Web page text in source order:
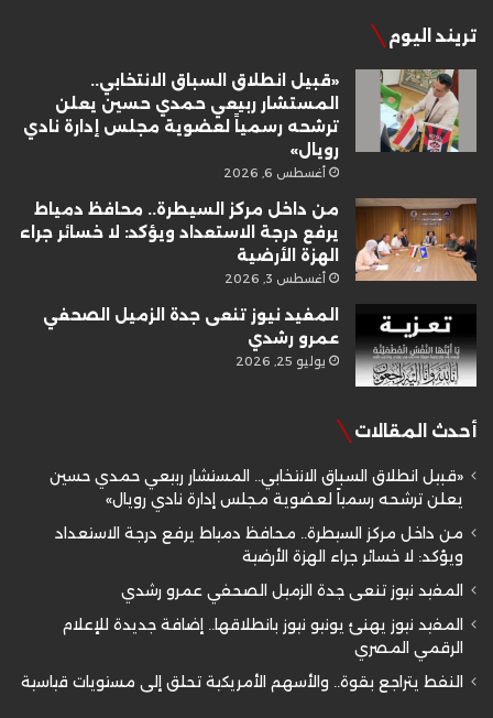
تريند اليوم
«قبيل انطلاق السباق الانتخابي..
المستشار ربيعي حمدي حسين يعلن
ترشحه رسمياً لعضوية مجلس إدارة نادي
رويال»
أغسطس 6, 2026
من داخل مركز السيطرة.. محافظ دمياط
يرفع درجة الاستعداد ويؤكد: لا خسائر جراء
الهزة الأرضية
أغسطس 3, 2026
المفيد نيوز تنعى جدة الزميل الصحفي
عمرو رشدي
يوليو 25, 2026
أحدث المقالات
«قبيل انطلاق السباق الانتخابي.. المستشار ربيعي حمدي حسين
يعلن ترشحه رسمياً لعضوية مجلس إدارة نادي رويال»
من داخل مركز السيطرة.. محافظ دمياط يرفع درجة الاستعداد
ويؤكد: لا خسائر جراء الهزة الأرضية
المفيد نيوز تنعى جدة الزميل الصحفي عمرو رشدي
المفيد نيوز يهنئ يونيو نيوز بانطلاقها.. إضافة جديدة للإعلام
الرقمي المصري
النفط يتراجع بقوة.. والأسهم الأمريكية تحلق إلى مستويات قياسية